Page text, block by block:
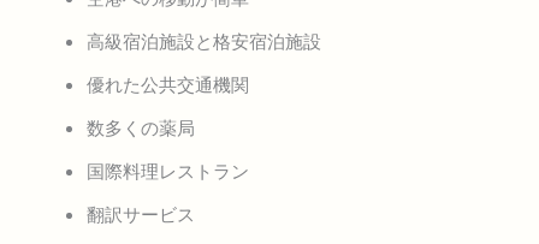
高級宿泊施設と格安宿泊施設
優れた公共交通機関
数多くの薬局
国際料理レストラン
翻訳サービス